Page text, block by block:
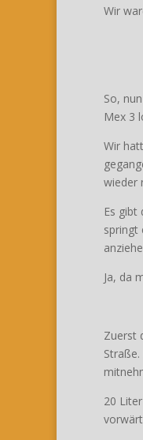
Wir
So,
Mex 3
Wir
wieder
Es gibt
springt
Ja, da
Zuerst
20